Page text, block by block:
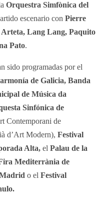
Orquestra Simfònica del
escenario con Pierre
Lang Lang, Paquito
Pato.
sido programadas por el
de Galicia, Banda
de Música da
Sinfónica de
Contemporani de
d’Art Modern), Festival
Alta, el Palau de la
Mediterrània de
o el Festival